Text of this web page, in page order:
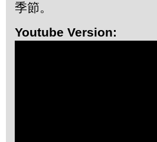
季節。
Youtube Version: